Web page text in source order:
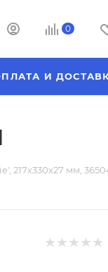
0
И
217х330х27 мм,